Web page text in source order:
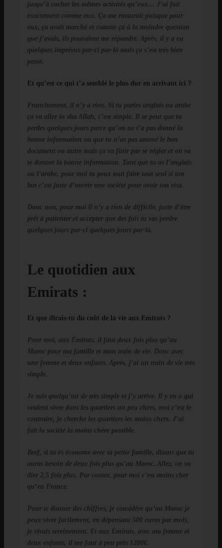
jusqu’à cocher les mêmes activités qu’eux… J’ai fait
exactement comme eux. Ça me rassurait puisque pour
eux, ça avait marché et comme ça à la moindre question
que j’avais, ils pouvaient me répondre. Après, il y a eu
quelques imprévus par-ci par-là mais ça s’est très bien
passé.
Et qu’est ce qui t’a semblé le plus dur en arrivant ici ?
Franchement, il n’y a rien. Si tu parles anglais ou arabe
ça va aller in sha Allah, c’est simple. Il se peut que tu
perdes quelques jours parce qu’on ne t’a pas donné la
bonne information ou que tu n’as pas amené le bon
document ou autre mais ça va finir par se régler et on va
te donner la bonne information. Tant que tu as l’anglais
ou l’arabe, pour moi tu peux tout faire tout seul si ton
but c’est juste d’ouvrir une société pour avoir ton visa.
Donc non, pour moi il n’y a rien de difficile, juste d’être
prêt à patienter et accepter que des fois tu vas perdre
quelques jours par-ci quelques jours par-là.
Le quotidien aux
Emirats :
Et que dirais-tu du coût de la vie aux Emirats ?
Pour moi, aux Émirats, il faut deux fois plus qu’au
Maroc pour ma famille et mon train de vie. Donc avec
une femme et deux enfants. Après, j’ai un train de vie très
simple.
Je suis quelqu’un de très simple et j’y arrive. Il y en a qui
veulent vivre dans les quartiers un peu chers, moi c’est le
contraire, je cherche les quartiers les moins chers. J’ai
fait la société la moins chère possible.
Bref, si tu es économe avec ta petite famille, disons que tu
auras besoin de deux fois plus qu’au Maroc. Allez, on va
dire 2,5 fois plus. Par contre, pour moi c’est moins cher
qu’en France.
Pour te donner des chiffres, je considère qu’au Maroc je
peux vivre facilement, en dépensant 500 euros par mois,
je vivais sereinement. Et aux Émirats, avec ma femme et
deux enfants, il me faut à peu près 1200€.